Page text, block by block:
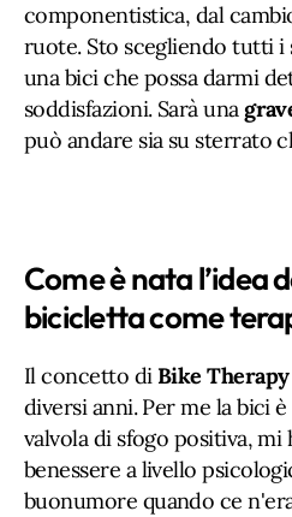
componentistica, dal
ruote. Sto scegliendo tutti i
una bici che possa darmi
soddisfazioni. Sarà una
può andare sia su sterrato
Come è nata l’idea
bicicletta come
Il concetto diBike Therapy
diversi anni. Per me la bici
valvola di sfogo positiva, mi
benessere a livello
buonumore quando ce